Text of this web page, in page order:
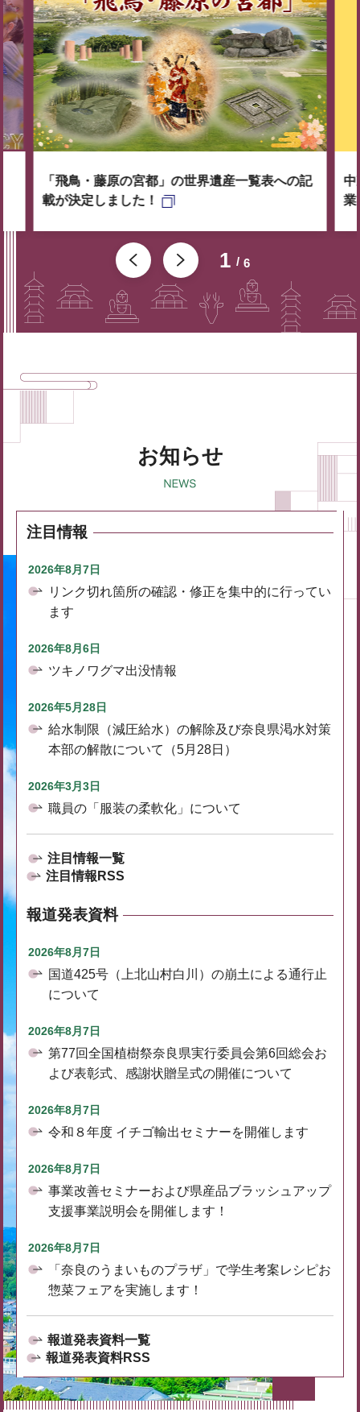
1 6
「飛鳥・藤原の宮都」の世界遺産一覧表への記
載が決定しました！
中
業
お知らせ
注目情報
2026年8月7日
リンク切れ箇所の確認・修正を集中的に行ってい
ます
2026年8月6日
ツキノワグマ出没情報
2026年5月28日
給水制限（減圧給水）の解除及び奈良県渇水対策
本部の解散について（5月28日）
2026年3月3日
職員の「服装の柔軟化」について
注目情報一覧
注目情報RSS
報道発表資料
2026年8月7日
国道425号（上北山村白川）の崩土による通行止
について
2026年8月7日
第77回全国植樹祭奈良県実行委員会第6回総会お
よび表彰式、感謝状贈呈式の開催について
2026年8月7日
令和８年度 イチゴ輸出セミナーを開催します
2026年8月7日
事業改善セミナーおよび県産品ブラッシュアップ
支援事業説明会を開催します！
2026年8月7日
「奈良のうまいものプラザ」で学生考案レシピお
惣菜フェアを実施します！
報道発表資料一覧
報道発表資料RSS